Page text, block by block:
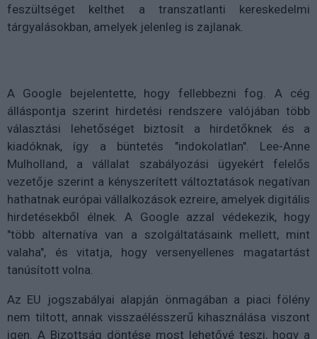
feszültséget kelthet a transzatlanti kereskedelmi
tárgyalásokban, amelyek jelenleg is zajlanak.
A Google bejelentette, hogy fellebbezni fog. A cég
álláspontja szerint hirdetési rendszere valójában több
választási lehetőséget biztosít a hirdetőknek és a
kiadóknak, így a büntetés "indokolatlan". Lee-Anne
Mulholland, a vállalat szabályozási ügyekért felelős
vezetője szerint a kényszerített változtatások negatívan
hathatnak európai vállalkozások ezreire, amelyek digitális
hirdetésekből élnek. A Google azzal védekezik, hogy
"több alternatíva van a szolgáltatásaink mellett, mint
valaha", és vitatja, hogy versenyellenes magatartást
tanúsított volna.
Az EU jogszabályai alapján önmagában a piaci fölény
nem tiltott, annak visszaélésszerű kihasználása viszont
igen. A Bizottság döntése most lehetővé teszi, hogy a